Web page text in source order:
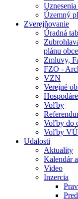
Územný
Zverejňovanie
Úradná
plánu obce
Zmluvy,
FZO -
VZN
Verejné
Voľby
Voľby do
Voľby
Udalosti
Aktuality
Kalendár
Video
Inzercia